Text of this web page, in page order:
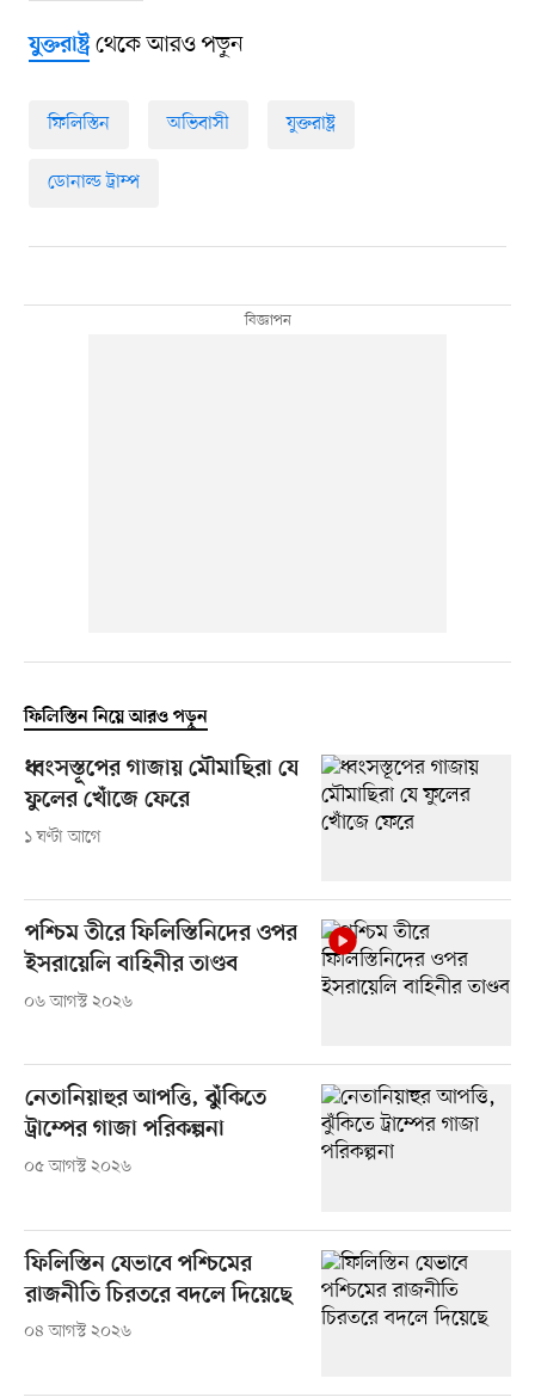
যুক্তরাষ্ট্রথেকে আরও পড়ুন
ফিলিস্তিন অভিবাসী যুক্তরাষ্ট্র
ডোনাল্ড ট্রাম্প
ফিলিস্তিন নিয়ে আরও পড়ুন
ধ্বংসস্তূপের গাজায় মৌমাছিরা যে
ফুলের খোঁজে ফেরে
১ ঘণ্টা আগে
পশ্চিম তীরে ফিলিস্তিনিদের ওপর
ইসরায়েলি বাহিনীর তাণ্ডব
০৬ আগস্ট ২০২৬
নেতানিয়াহুর আপত্তি, ঝুঁকিতে
ট্রাম্পের গাজা পরিকল্পনা
০৫ আগস্ট ২০২৬
ফিলিস্তিন যেভাবে পশ্চিমের
রাজনীতি চিরতরে বদলে দিয়েছে
০৪ আগস্ট ২০২৬